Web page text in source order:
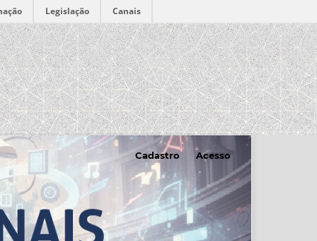
Legislação Canais
Cadastro Acesso